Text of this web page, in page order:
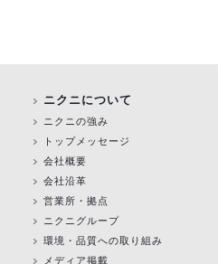
ニクニについて
ニクニの強み
トップメッセージ
会社概要
会社沿革
営業所・拠点
ニクニグループ
環境・品質への取り組み
メディア掲載